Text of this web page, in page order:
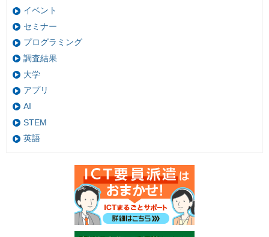
イベント
セミナー
プログラミング
調査結果
大学
アプリ
AI
STEM
英語